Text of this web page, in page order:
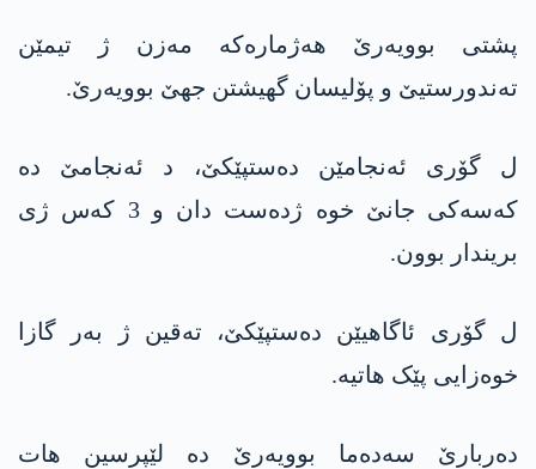
پشتی بوویەرێ هەژمارەکە مەزن ژ تیمێن
تەندورستیێ و پۆلیسان گهیشتن جهێ بوویەرێ.
ل گۆری ئەنجامێن دەستپێکێ، د ئەنجامێ دە
کەسەکی جانێ خوە ژدەست دان و 3 کەس ژی
بریندار بوون.
ل گۆری ئاگاهیێن دەستپێکێ، تەقین ژ بەر گازا
خوەزایی پێک هاتیە.
دەربارێ سەدەما بوویەرێ دە لێپرسین هات